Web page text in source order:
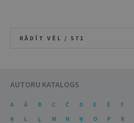
RĀDĪT VĒL / 571
AUTORU KATALOGS
A Ā B C Č D E Ē F
Ķ
L Ļ M N Ņ O P R